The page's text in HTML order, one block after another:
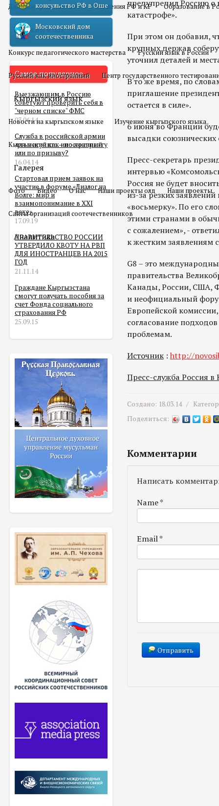
Двойное гражданство Отношения РФ и КР Образование в
Русский язык
Конкурс педагогического мастерства Русский язык в России
Русский как иностранный Центр государственного
Кыргызский язык
Новости на кыргызском языке Изучение кыргызского языка
Кыргызский как иностранный
Галерея
Фото Видео О нас Наши проекты олд Наши проекты
Сайты организаций соотечественников
Аналитика
консульство РФ в Оше
Московский дом
соотечественника
Самое популярное
Выезжающим в Россию
советуют проверить себя в
"черном списке" ФМС
03.06.14
Служба в российской армии
для мигранта – по контракту
или по призыву?
16.04.14
Стартовал прием заявок на
участие в форуме «Диалог на
Волге: мир и
взаимопонимание в XXI
веке»
17.09.19
ПРАВИТЕЛЬСТВО РОССИИ
УТВЕРДИЛО КВОТУ НА РВП
ДЛЯ ИНОСТРАНЦЕВ НА 2015
ГОД
21.11.14
Граждане Кыргызстана
смогут получать пособия за
счет Фонда социального
страхования РФ
25.09.15
предупредил Россию о
катастрофе».
При этом он добавил,
крупных держав
уточнил деталей и
В то же время, по
приглашение
остается в силе».
6 июня во Франции
высадки
Пресс-секретарь
интервью
Россия не будет
из-за резких
«восьмерку». По его
этими странами в
с сожалением», -
к жестким заявлениям
G8 – это
правительства
Канады, России, США,
и неофициальный
Европейской
согласование
проблемам.
Источник: http://
Пресс-служба Россия в
Создано: 18.03.14 /
Поделиться:
Комментарии
Написать
Name*
Email*
Отправить